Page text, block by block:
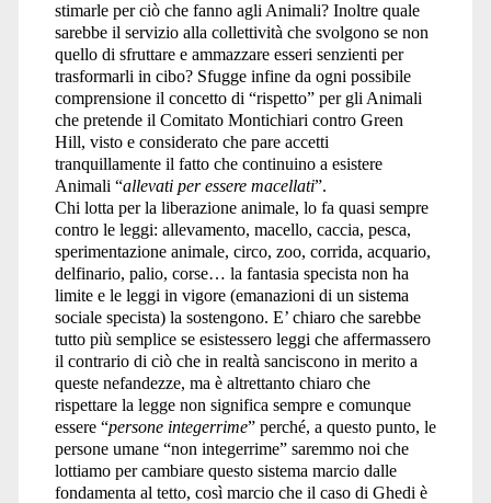
stimarle per ciò che fanno agli Animali? Inoltre quale
sarebbe il servizio alla collettività che svolgono se non
quello di sfruttare e ammazzare esseri senzienti per
trasformarli in cibo? Sfugge infine da ogni possibile
comprensione il concetto di “rispetto” per gli Animali
che pretende il Comitato Montichiari contro Green
Hill, visto e considerato che pare accetti
tranquillamente il fatto che continuino a esistere
Animali “allevati per essere macellati”.
Chi lotta per la liberazione animale, lo fa quasi sempre
contro le leggi: allevamento, macello, caccia, pesca,
sperimentazione animale, circo, zoo, corrida, acquario,
delfinario, palio, corse… la fantasia specista non ha
limite e le leggi in vigore (emanazioni di un sistema
sociale specista) la sostengono. E’ chiaro che sarebbe
tutto più semplice se esistessero leggi che affermassero
il contrario di ciò che in realtà sanciscono in merito a
queste nefandezze, ma è altrettanto chiaro che
rispettare la legge non significa sempre e comunque
essere “persone integerrime” perché, a questo punto, le
persone umane “non integerrime” saremmo noi che
lottiamo per cambiare questo sistema marcio dalle
fondamenta al tetto, così marcio che il caso di Ghedi è